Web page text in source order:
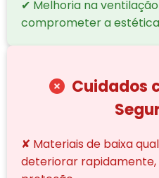
✔ Melhoria na
comprometer a
Cuidados
✘ Materiais de baixa
deteriorar